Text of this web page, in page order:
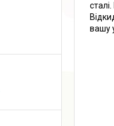
вашу